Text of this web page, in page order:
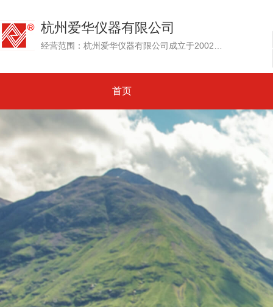
杭州爱华仪器有限公司
首页